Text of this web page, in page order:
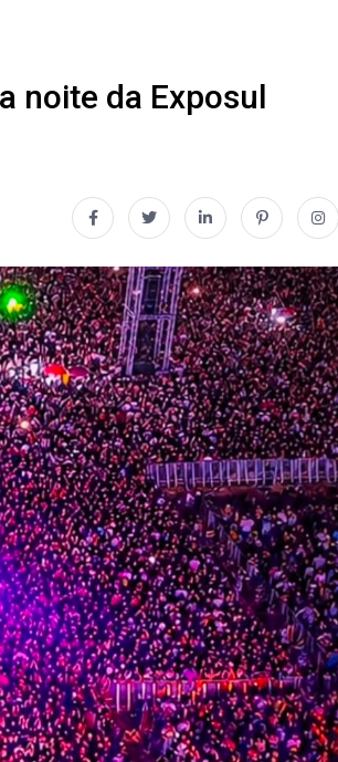
noite da Exposul